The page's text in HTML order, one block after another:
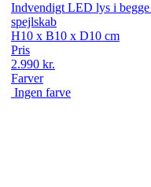
Indvendigt LED lys i begge
spejlskab
H10 x B10 x D10 cm
Pris
2.990 kr.
Farver
Ingen farve